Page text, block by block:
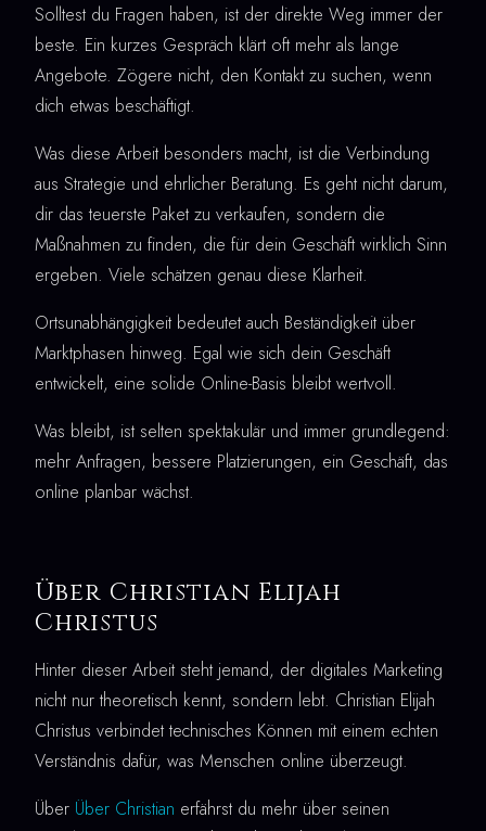
Solltest du Fragen haben, ist der direkte Weg immer der
beste. Ein kurzes Gespräch klärt oft mehr als lange
Angebote. Zögere nicht, den Kontakt zu suchen, wenn
dich etwas beschäftigt.
Was diese Arbeit besonders macht, ist die Verbindung
aus Strategie und ehrlicher Beratung. Es geht nicht darum,
dir das teuerste Paket zu verkaufen, sondern die
Maßnahmen zu finden, die für dein Geschäft wirklich Sinn
ergeben. Viele schätzen genau diese Klarheit.
Ortsunabhängigkeit bedeutet auch Beständigkeit über
Marktphasen hinweg. Egal wie sich dein Geschäft
entwickelt, eine solide Online-Basis bleibt wertvoll.
Was bleibt, ist selten spektakulär und immer grundlegend:
mehr Anfragen, bessere Platzierungen, ein Geschäft, das
online planbar wächst.
Über Christian Elijah
Christus
Hinter dieser Arbeit steht jemand, der digitales Marketing
nicht nur theoretisch kennt, sondern lebt. Christian Elijah
Christus verbindet technisches Können mit einem echten
Verständnis dafür, was Menschen online überzeugt.
Über Über Christian erfährst du mehr über seinen